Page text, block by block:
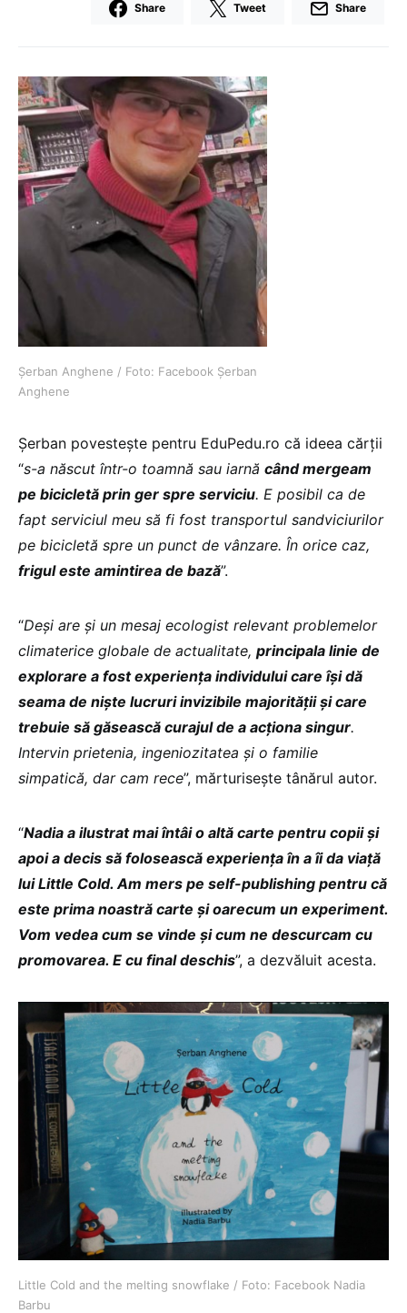
Share Tweet Share
Șerban Anghene / Foto: Facebook Șerban
Anghene
Șerban povestește pentru EduPedu.ro că ideea cărții
“s-a născut într-o toamnă sau iarnă când mergeam
pe bicicletă prin ger spre serviciu. E posibil ca de
fapt serviciul meu să fi fost transportul sandviciurilor
pe bicicletă spre un punct de vânzare. În orice caz,
frigul este amintirea de bază”.
“Deși are și un mesaj ecologist relevant problemelor
climaterice globale de actualitate, principala linie de
explorare a fost experiența individului care își dă
seama de niște lucruri invizibile majorității și care
trebuie să găsească curajul de a acționa singur.
Intervin prietenia, ingeniozitatea și o familie
simpatică, dar cam rece”, mărturisește tânărul autor.
“Nadia a ilustrat mai întâi o altă carte pentru copii și
apoi a decis să folosească experiența în a îi da viață
lui Little Cold. Am mers pe self-publishing pentru că
este prima noastră carte și oarecum un experiment.
Vom vedea cum se vinde și cum ne descurcam cu
promovarea. E cu final deschis”, a dezvăluit acesta.
Little Cold and the melting snowflake / Foto: Facebook Nadia
Barbu